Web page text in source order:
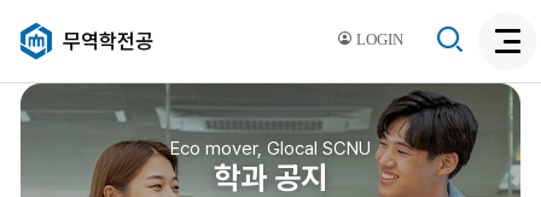
LOGIN
무역학전공
색
활
성
색
Eco mover, Glocal SCNU
학과 공지